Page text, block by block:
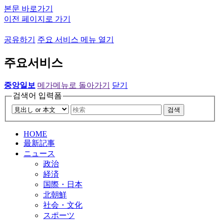
본문 바로가기
이전 페이지로 가기
공유하기 주요 서비스 메뉴 열기
주요서비스
중앙일보 메가메뉴로 돌아가기
닫기
검색어 입력폼
검색
HOME
最新記事
ニュース
政治
経済
国際・日本
北朝鮮
社会・文化
スポーツ